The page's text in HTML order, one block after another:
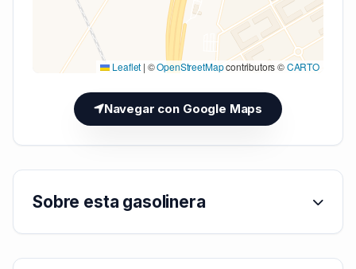
Leaflet | ©OpenStreetMapcontributors ©CARTO
Navegar con Google Maps
Sobre esta gasolinera